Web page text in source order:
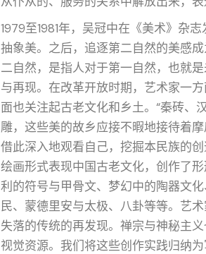
1979至1981年，吴冠中在《美术》杂
抽象美。之后，追逐第二自然的美感
二自然，是指人对于第一自然，也就
与再现。在改革开放时期，艺术家一
面也关注起古老文化和乡土。“秦砖、
雕，这些美的故乡应接不暇地接待着
借此深入地观看自己，挖掘本民族的
绘画形式表现中国古老文化，创作了
利的符号与甲骨文、梦幻中的陶器文
民、蒙德里安与太极、八卦等等。艺
失落的传统的再发现。禅宗与神秘主
视觉资源。我们将这些创作实践归纳为